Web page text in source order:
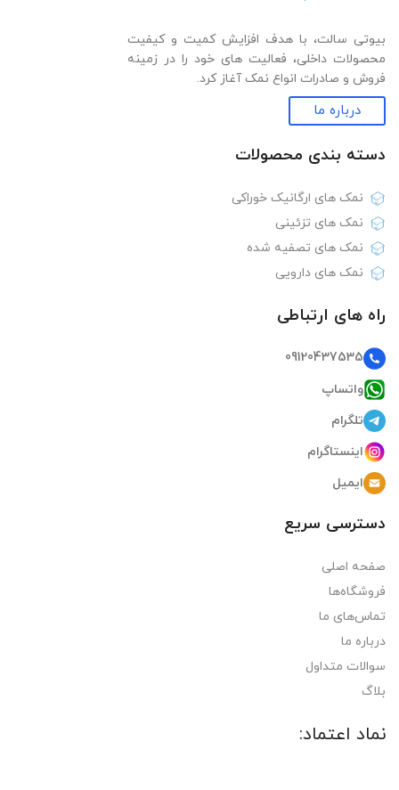
بیوتی سالت، با هدف افزایش کمیت و کیفیت
محصولات داخلی، فعالیت های خود را در زمینه
فروش و صادرات انواع نمک آغاز کرد.
درباره ما
دسته بندی‌ محصولات
نمک های ارگانیک خوراکی
نمک های تزئینی
نمک های تصفیه شده
نمک های دارویی
راه های ارتباطی
09120437535
واتساپ
تلگرام
اینستاگرام
ایمیل
دسترسی سریع
صفحه اصلی
فروشگاه‌ها
تماس‌های ما
درباره ما
سوالات متداول
بلاگ
نماد اعتماد: